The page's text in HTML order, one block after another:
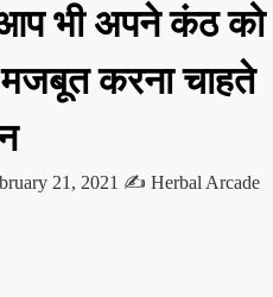
आप भी अपने कंठ को
करना चाहते
21, 2021 ✍️ Herbal Arcade